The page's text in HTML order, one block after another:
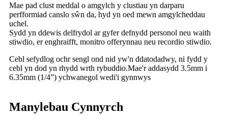
Mae pad clust meddal o amgylch y clustiau yn darparu
perfformiad canslo sŵn da, hyd yn oed mewn amgylcheddau
uchel.
Sydd yn ddewis delfrydol ar gyfer defnydd personol neu waith
stiwdio, er enghraifft, monitro offerynnau neu recordio stiwdio.
Cebl sefydlog ochr sengl ond nid yw'n ddatodadwy, ni fydd y
cebl yn dod yn rhydd wrth rybuddio.Mae'r addasydd 3.5mm i
6.35mm (1/4”) ychwanegol wedi'i gynnwys
Manylebau Cynnyrch